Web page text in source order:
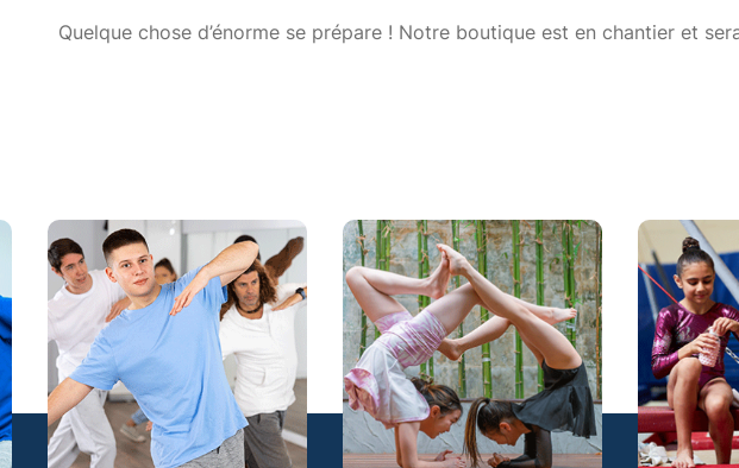
Quelque chose d’énorme se prépare ! Notre boutique est en chantier et